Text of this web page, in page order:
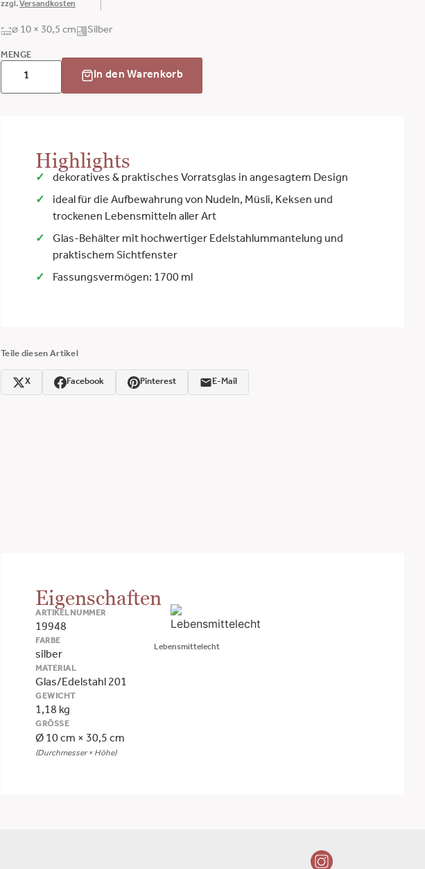
zzgl. Versandkosten
⌀ 10 × 30,5 cm Silber
MENGE
In den Warenkorb
Highlights
dekoratives & praktisches Vorratsglas in angesagtem Design
ideal für die Aufbewahrung von Nudeln, Müsli, Keksen und
trockenen Lebensmitteln aller Art
Glas-Behälter mit hochwertiger Edelstahlummantelung und
praktischem Sichtfenster
Fassungsvermögen: 1700 ml
Teile diesen Artikel
X Facebook Pinterest E-Mail
Eigenschaften
ARTIKELNUMMER
19948
FARBE
silber
MATERIAL
Glas/Edelstahl 201
GEWICHT
1,18 kg
GRÖSSE
Ø 10 cm × 30,5 cm
(Durchmesser × Höhe)
Lebensmittelecht